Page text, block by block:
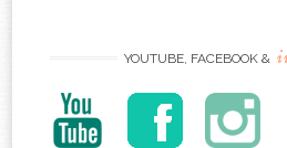
YOUTUBE, FACEBOOK &